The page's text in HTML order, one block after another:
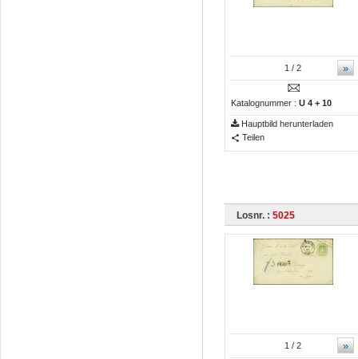
»
1 / 2
Katalognummer : U 4 + 10
Hauptbild herunterladen
Teilen
Losnr. : 5025
»
1 / 2